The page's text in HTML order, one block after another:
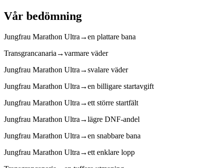
Vår bedömning
Jungfrau Marathon Ultra →en plattare bana
Transgrancanaria →varmare väder
Jungfrau Marathon Ultra →svalare väder
Jungfrau Marathon Ultra →en billigare startavgift
Jungfrau Marathon Ultra →ett större startfält
Jungfrau Marathon Ultra →lägre DNF-andel
Jungfrau Marathon Ultra →en snabbare bana
Jungfrau Marathon Ultra →ett enklare lopp